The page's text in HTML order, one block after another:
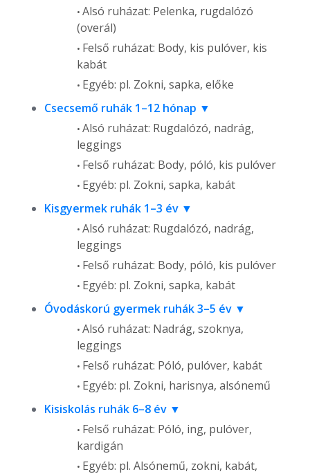
Alsó ruházat: Pelenka, rugdalózó
(overál)
Felső ruházat: Body, kis pulóver, kis
kabát
Egyéb: pl. Zokni, sapka, előke
Csecsemő ruhák 1–12 hónap
Alsó ruházat: Rugdalózó, nadrág,
leggings
Felső ruházat: Body, póló, kis pulóver
Egyéb: pl. Zokni, sapka, kabát
Kisgyermek ruhák 1–3 év
Alsó ruházat: Rugdalózó, nadrág,
leggings
Felső ruházat: Body, póló, kis pulóver
Egyéb: pl. Zokni, sapka, kabát
Óvodáskorú gyermek ruhák 3–5 év
Alsó ruházat: Nadrág, szoknya,
leggings
Felső ruházat: Póló, pulóver, kabát
Egyéb: pl. Zokni, harisnya, alsónemű
Kisiskolás ruhák 6–8 év
Felső ruházat: Póló, ing, pulóver,
kardigán
Egyéb: pl. Alsónemű, zokni, kabát,